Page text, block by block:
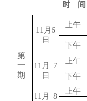
时 间
第
一
期
11 月 6
日
上午
下午
11 月
7
日
上午
下午
11 月
8
上午